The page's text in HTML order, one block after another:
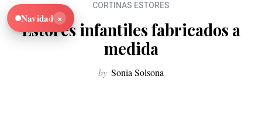
CORTINAS ESTORES
Estores infantiles fabricados a
medida
by Sonia Solsona
Navidad ×